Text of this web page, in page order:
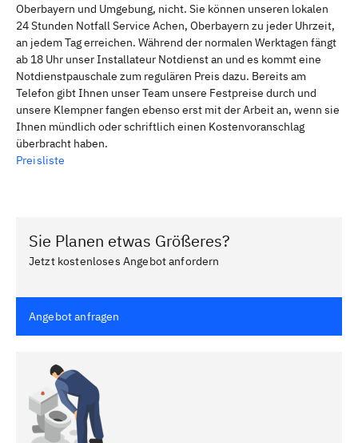
Oberbayern und Umgebung, nicht. Sie können unseren lokalen
24 Stunden Notfall Service Achen, Oberbayern zu jeder Uhrzeit,
an jedem Tag erreichen. Während der normalen Werktagen fängt
ab 18 Uhr unser Installateur Notdienst an und es kommt eine
Notdienstpauschale zum regulären Preis dazu. Bereits am
Telefon gibt Ihnen unser Team unsere Festpreise durch und
unsere Klempner fangen ebenso erst mit der Arbeit an, wenn sie
Ihnen mündlich oder schriftlich einen Kostenvoranschlag
überbracht haben.
Preisliste
Sie Planen etwas Größeres?
Jetzt kostenloses Angebot anfordern
Angebot anfragen